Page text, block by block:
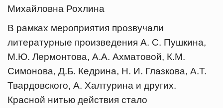
Михайловна Рохлина
В рамках мероприятия прозвучали
литературные произведения А. С. Пушкина,
М.Ю. Лермонтова, А.А. Ахматовой, К.М.
Симонова, Д.Б. Кедрина, Н. И. Глазкова, А.Т.
Твардовского, А. Халтурина и других.
Красной нитью действия стало